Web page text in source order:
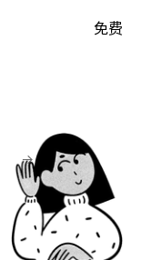
免费
→